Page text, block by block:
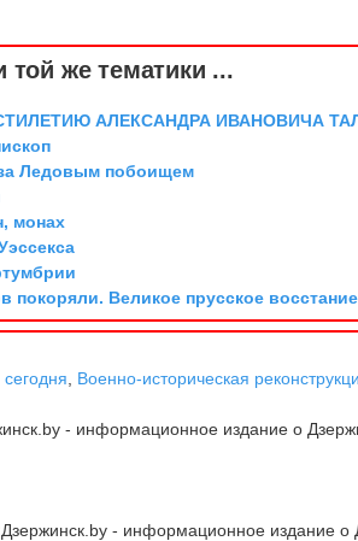
той же тематики ...
АЛЕКСАНДРА ИВАНОВИЧА
Ледовым побоищем
монах
покоряли. Великое прусское
Военно-историческая
- информационное издание о
Дзержинск.by - информационное издание о